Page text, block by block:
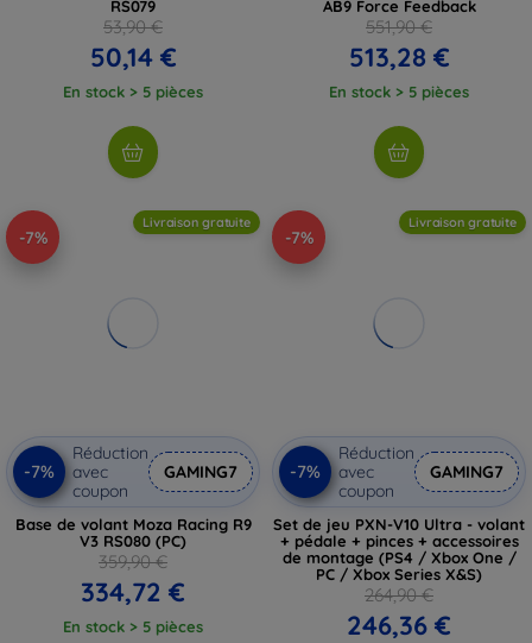
RS079
53,90 €
50,14 €
En stock > 5 pièces
AB9 Force Feedback
551,90 €
513,28 €
En stock > 5 pièces
-7%
Livraison gratuite
-7%
Réduction
avec
coupon
GAMING7
Base de volant Moza Racing R9
V3 RS080 (PC)
359,90 €
334,72 €
En stock > 5 pièces
-7%
Livraison gratuite
-7%
Réduction
avec
coupon
GAMING7
Set de jeu PXN-V10 Ultra - volant
+ pédale + pinces + accessoires
de montage (PS4 / Xbox One /
PC / Xbox Series X&S)
264,90 €
246,36 €